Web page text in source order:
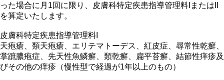
った場合に月1回に限り、皮膚科特定疾患指導管理料IまたはII
を算定いたします。
皮膚科特定疾患指導管理料I
天疱瘡、類天疱瘡、エリテマトーデス、紅皮症、尋常性乾癬、
掌蹠膿疱症、先天性魚鱗癬、類乾癬、扁平苔癬、結節性痒疹及
びその他の痒疹（慢性型で経過が1年以上のもの）